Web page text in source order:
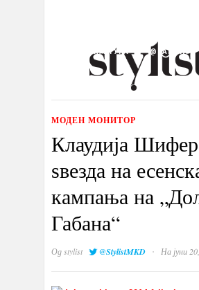
КУЛТУРА @РАБОТА
ИЗЛОГ
МОДЕН МОНИТОР
Клаудија
ѕвезда на
кампања на
Габана“
Одstylist @StylistMKD · На јуни